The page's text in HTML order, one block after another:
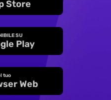
Store
SU
Play
tuo
Web